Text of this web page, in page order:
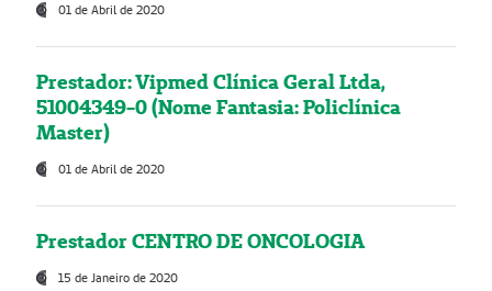
01 de Abril de 2020
Prestador: Vipmed Clínica Geral Ltda,
51004349-0 (Nome Fantasia: Policlínica
Master)
01 de Abril de 2020
Prestador CENTRO DE ONCOLOGIA
15 de Janeiro de 2020